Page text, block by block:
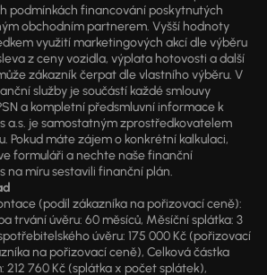
podmínkách financování poskytnutých
obchodním partnerem. Vyšší hodnoty
využití marketingových akcí dle výběru
z ceny vozidla, výplata hotovosti a další
zákazník čerpat dle vlastního výběru. V
služby je součástí každé smlouvy
a kompletní předsmluvní informace k
a.s. je samostatným zprostředkovatelem
Pokud máte zájem o konkrétní kalkulaci,
formuláři a nechte naše finanční
na míru sestavili finanční plán.
(podíl zákazníka na pořizovací ceně):
trvání úvěru: 60 měsíců, Měsíční splátka: 3
úvěru: 175 000 Kč (pořizovací
na pořizovací ceně), Celková částka
760 Kč (splátka x počet splátek),